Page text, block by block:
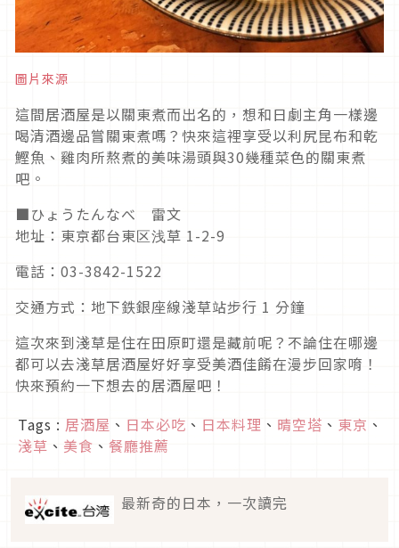
圖片來源
這間居酒屋是以關東煮而出名的，想和日劇主角一樣邊
喝清酒邊品嘗關東煮嗎？快來這裡享受以利尻昆布和乾
鰹魚、雞肉所熬煮的美味湯頭與30幾種菜色的關東煮
吧。
■ひょうたんなべ 雷文
地址：東京都台東区浅草 1-2-9
電話：03-3842-1522
交通方式：地下鉄銀座線淺草站步行 1 分鐘
這次來到淺草是住在田原町還是藏前呢？不論住在哪邊
都可以去淺草居酒屋好好享受美酒佳餚在漫步回家唷！
快來預約一下想去的居酒屋吧！
Tags : 居酒屋 、 日本必吃 、 日本料理 、 晴空塔 、 東京 、
淺草 、 美食 、 餐廳推薦
最新奇的日本，一次讀完